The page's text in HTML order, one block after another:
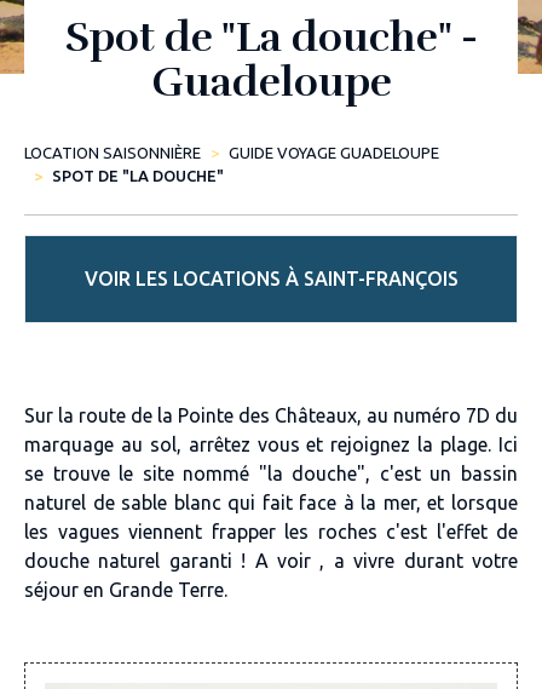
Spot de "La douche" -
Guadeloupe
LOCATION SAISONNIÈRE
GUIDE VOYAGE GUADELOUPE
SPOT DE "LA DOUCHE"
VOIR LES LOCATIONS À SAINT-FRANÇOIS
Sur la route de la Pointe des Châteaux, au numéro 7D du
marquage au sol, arrêtez vous et rejoignez la plage. Ici
se trouve le site nommé "la douche", c'est un bassin
naturel de sable blanc qui fait face à la mer, et lorsque
les vagues viennent frapper les roches c'est l'effet de
douche naturel garanti ! A voir , a vivre durant votre
séjour en Grande Terre.